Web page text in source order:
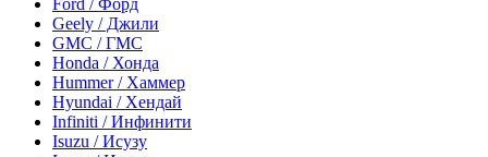
Ford / Форд
Geely / Джили
GMC / ГМС
Honda / Хонда
Hummer / Хаммер
Hyundai / Хендай
Infiniti / Инфинити
Isuzu / Исузу